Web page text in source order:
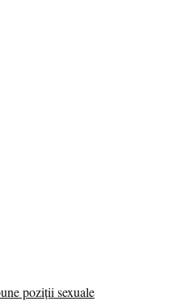
poziții sexuale